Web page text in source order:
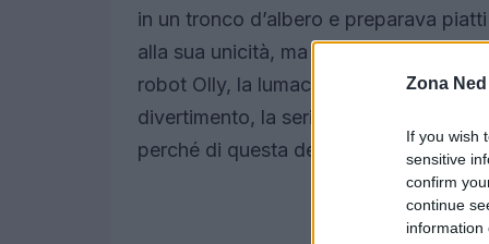
Zona Ned
If you wish
sensitive
confirm
continue
information
in un tronco d’albero e preparava
alla sua unicità, ma si estendeva
robot Olly, la lumaca Henry e la
divertimento, la serie è stata
perché di questa decisione.